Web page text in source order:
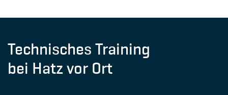
Technisches Training
bei Hatz vor Ort